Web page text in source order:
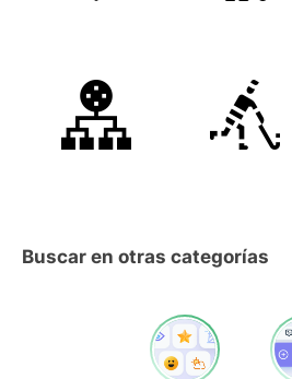
Buscar en otras categorías